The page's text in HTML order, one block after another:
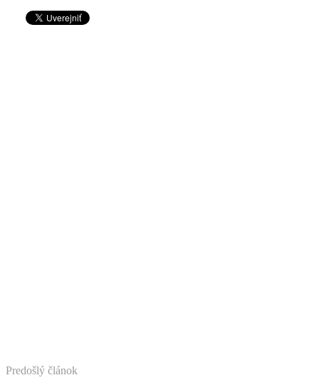
Predošlý článok